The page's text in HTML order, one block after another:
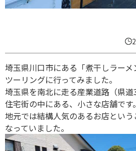
埼玉県川口市にある「煮干しラー
ツーリングに行ってみました。
埼玉県を南北に走る産業道路（県
住宅街の中にある、小さな店舗です。
地元では結構人気のあるお店とい
なっていました。